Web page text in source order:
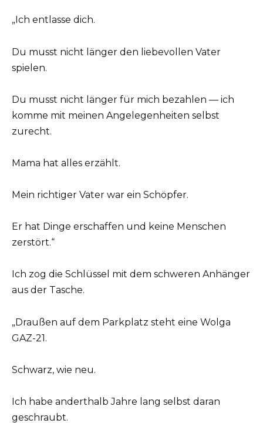
„Ich entlasse dich.
Du musst nicht länger den liebevollen Vater
spielen.
Du musst nicht länger für mich bezahlen — ich
komme mit meinen Angelegenheiten selbst
zurecht.
Mama hat alles erzählt.
Mein richtiger Vater war ein Schöpfer.
Er hat Dinge erschaffen und keine Menschen
zerstört.“
Ich zog die Schlüssel mit dem schweren Anhänger
aus der Tasche.
„Draußen auf dem Parkplatz steht eine Wolga
GAZ-21.
Schwarz, wie neu.
Ich habe anderthalb Jahre lang selbst daran
geschraubt.